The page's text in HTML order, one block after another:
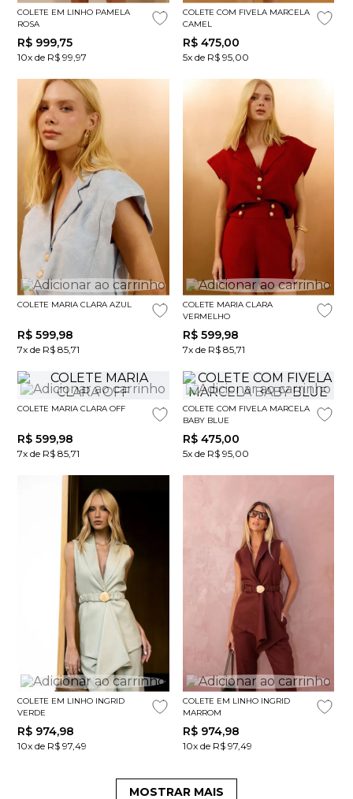
COLETE EM LINHO PAMELA
ROSA
R$ 999,75
10x de R$ 99,97
COLETE COM FIVELA MARCELA
CAMEL
R$ 475,00
5x de R$ 95,00
COLETE MARIA CLARA AZUL
R$ 599,98
7x de R$ 85,71
COLETE MARIA CLARA
VERMELHO
R$ 599,98
7x de R$ 85,71
COLETE MARIA CLARA OFF
R$ 599,98
7x de R$ 85,71
COLETE COM FIVELA MARCELA
BABY BLUE
R$ 475,00
5x de R$ 95,00
COLETE EM LINHO INGRID
VERDE
R$ 974,98
10x de R$ 97,49
COLETE EM LINHO INGRID
MARROM
R$ 974,98
10x de R$ 97,49
MOSTRAR MAIS